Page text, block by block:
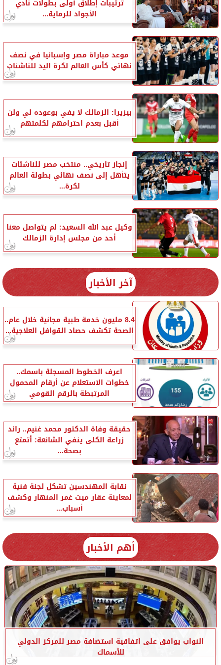
ترتيبات إطلاق أولى بطولات نادي
الأجواد للرماية...
موعد مباراة مصر وإسبانيا في نصف
نهائي كأس العالم لكرة اليد للناشئات
بيزيرا: الزمالك لا يفي بوعوده لي ولن
أقبل بعدم احترامهم لكلمتهم
إنجاز تاريخي.. منتخب مصر للناشئات
يتأهل إلى نصف نهائي بطولة العالم
لكرة...
وكيل عبد الله السعيد: لم يتواصل معنا
أحد من مجلس إدارة الزمالك
آخر الأخبار
8.4 مليون خدمة طبية مجانية خلال عام..
الصحة تكشف حصاد القوافل العلاجية...
اعرف الخطوط المسجلة باسمك..
خطوات الاستعلام عن أرقام المحمول
المرتبطة بالرقم القومي
حقيقة وفاة الدكتور محمد غنيم.. رائد
زراعة الكلى ينفي الشائعة: أتمتع
بصحة...
نقابة المهندسين تشكل لجنة فنية
لمعاينة عقار ميت غمر المنهار وكشف
أسباب...
أهم الأخبار
النواب يوافق على اتفاقية استضافة مصر للمركز الدولي
للأسماك